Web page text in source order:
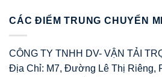
CÁC ĐIỂM TRUNG CHUYỂN
CÔNG TY TNHH DV- VẬN TẢI
Địa Chỉ: M7, Đường Lê Thị Riêng,